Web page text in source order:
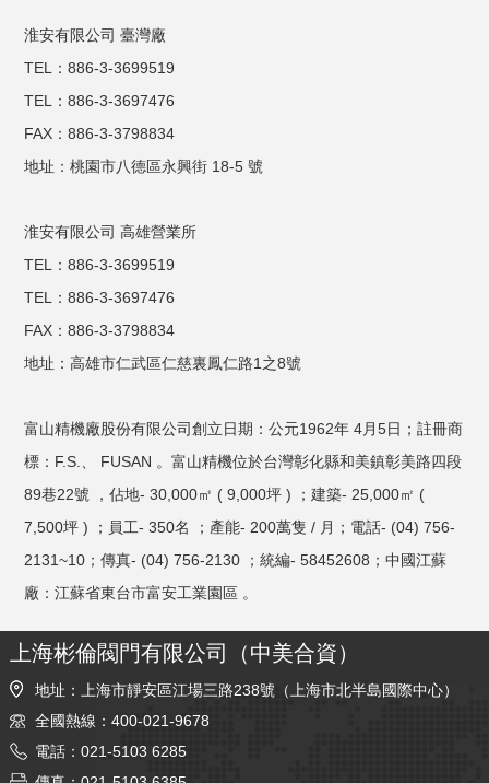
淮安有限公司 臺灣廠
TEL：886-3-3699519
TEL：886-3-3697476
FAX：886-3-3798834
地址：桃園市八德區永興街 18-5 號
淮安有限公司 高雄營業所
TEL：886-3-3699519
TEL：886-3-3697476
FAX：886-3-3798834
地址：高雄市仁武區仁慈裏鳳仁路1之8號
富山精機廠股份有限公司創立日期：公元1962年 4月5日；註冊商
標：F.S.、 FUSAN 。富山精機位於台灣彰化縣和美鎮彰美路四段
89巷22號 ，佔地- 30,000㎡ ( 9,000坪 ) ；建築- 25,000㎡ (
7,500坪 ) ；員工- 350名 ；產能- 200萬隻 / 月；電話- (04) 756-
2131~10；傳真- (04) 756-2130 ；統編- 58452608；中國江蘇
廠：江蘇省東台市富安工業園區 。
上海彬倫閥門有限公司（中美合資）
地址：上海市靜安區江場三路238號（上海市北半島國際中心）
全國熱線：400-021-9678
電話：021-5103 6285